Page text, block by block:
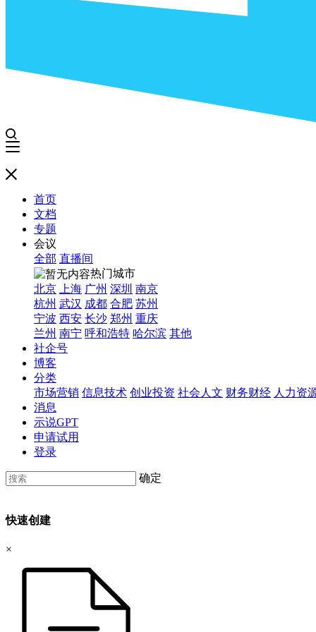
首页
文档
专题
会议
全部 直播间
热门城市
北京
上海 广州 深圳 南京
杭州 武汉 成都 合肥 苏州
宁波 西安 长沙 郑州 重庆
兰州 南宁 呼和浩特 哈尔滨 其他
社企号
博客
分类
市场营销 信息技术 创业投资 社会人文 财务财经 人力资
消息
示说GPT
申请试用
登录
确定
快速创建
×